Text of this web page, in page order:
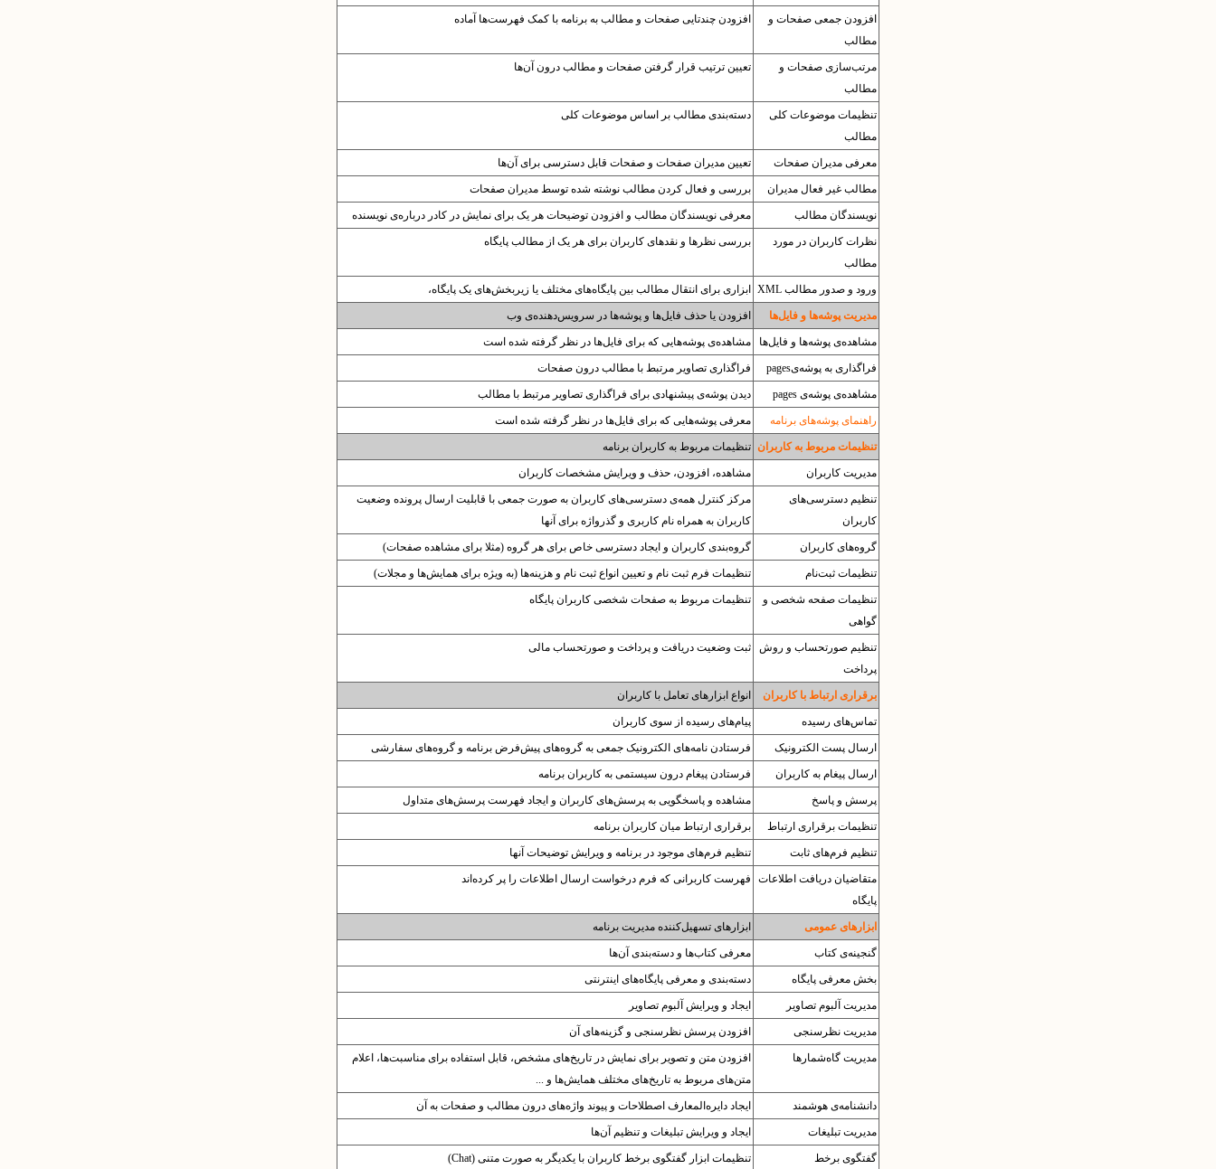
افزودن جمعی صفحات و
مطالب
افزودن چندتایی صفحات و مطالب به برنامه با کمک فهرست‌ها آماده
مرتب‌سازی صفحات و
مطالب
تعیین ترتیب قرار گرفتن صفحات و مطالب درون آن‌ها
تنظیمات موضوعات کلی
مطالب
دسته‌بندی مطالب بر اساس موضوعات کلی
معرفی مدیران صفحات تعیین مدیران صفحات و صفحات قابل دسترسی برای آن‌ها
مطالب غیر فعال مدیران بررسی و فعال کردن مطالب نوشته شده توسط مدیران صفحات
نویسندگان مطالب معرفی نویسندگان مطالب و افزودن توضیحات هر یک برای نمایش در کادر درباره‌ی نویسنده
نظرات کاربران در مورد
مطالب
بررسی نظرها و نقدهای کاربران برای هر یک از مطالب پایگاه
ورود و صدور مطالب XML ابزاری برای انتقال مطالب بین پایگاه‌های مختلف یا زیربخش‌های یک پایگاه،
مدیریت پوشه‌ها و فایل‌ها افزودن یا حذف فایل‌ها و پوشه‌ها در سرویس‌دهنده‌ی وب
مشاهده‌ی پوشه‌ها و فایل‌ها مشاهده‌ی پوشه‌هایی که برای فایل‌ها در نظر گرفته شده است
فراگذاری به پوشه‌یpages فراگذاری تصاویر مرتبط با مطالب درون صفحات
مشاهده‌ی پوشه‌ی pages دیدن پوشه‌ی پیشنهادی برای فراگذاری تصاویر مرتبط با مطالب
راهنمای پوشه‌های برنامه معرفی پوشه‌هایی که برای فایل‌ها در نظر گرفته شده است
تنظیمات مربوط به کاربران تنظیمات مربوط به کاربران برنامه
مدیریت کاربران مشاهده، افزودن، حذف و ویرایش مشخصات کاربران
تنظیم دسترسی‌های
کاربران
مرکز کنترل همه‌ی دسترسی‌های کاربران به صورت جمعی با قابلیت ارسال پرونده وضعیت
کاربران به همراه نام کاربری و گذرواژه برای آنها
گروه‌های کاربران گروه‌بندی کاربران و ایجاد دسترسی خاص برای هر گروه (مثلا برای مشاهده صفحات)
تنظیمات ثبت‌نام تنظیمات فرم ثبت نام و تعیین انواع ثبت نام و هزینه‌ها (به ویژه برای همایش‌ها و مجلات)
تنظیمات صفحه شخصی و
گواهی
تنظیمات مربوط به صفحات شخصی کاربران پایگاه
تنظیم صورتحساب و روش
پرداخت
ثبت وضعیت دریافت و پرداخت و صورتحساب مالی
برقراری ارتباط با کاربران انواع ابزارهای تعامل با کاربران
تماس‌های رسیده پیام‌های رسیده از سوی کاربران
ارسال پست الکترونیک فرستادن نامه‌های الکترونیک جمعی به گروه‌های پیش‌فرض برنامه و گروه‌های سفارشی
ارسال پیغام به کاربران فرستادن پیغام درون سیستمی به کاربران برنامه
پرسش و پاسخ مشاهده و پاسخگویی به پرسش‌های کاربران و ایجاد فهرست پرسش‌های متداول
تنظیمات برقراری ارتباط برقراری ارتباط میان کاربران برنامه
تنظیم فرم‌های ثابت تنظیم فرم‌های موجود در برنامه و ویرایش توضیحات آنها
متقاضیان دریافت اطلاعات
پایگاه
فهرست کاربرانی که فرم درخواست ارسال اطلاعات را پر کرده‌اند
ابزارهای عمومی ابزارهای تسهیل‌کننده مدیریت برنامه
گنجینه‌ی کتاب معرفی کتاب‌ها و دسته‌بندی آن‌ها
بخش معرفی پایگاه دسته‌بندی و معرفی پایگاه‌های اینترنتی
مدیریت آلبوم‌ تصاویر ایجاد و ویرایش آلبوم تصاویر
مدیریت نظرسنجی افزودن پرسش نظرسنجی و گزینه‌های آن
مدیریت گاه‌شمارها
افزودن متن و تصویر برای نمایش در تاریخ‌های مشخص، قابل استفاده برای مناسبت‌ها، اعلام
متن‌های مربوط به تاریخ‌های مختلف همایش‌ها و ...
دانشنامه‌ی هوشمند ایجاد دایره‌المعارف اصطلاحات و پیوند واژه‌های درون مطالب و صفحات به آن
مدیریت تبلیغات ایجاد و ویرایش تبلیغات و تنظیم آن‌ها
گفتگوی برخط تنظیمات ابزار گفتگوی برخط کاربران با یکدیگر به صورت متنی (Chat)